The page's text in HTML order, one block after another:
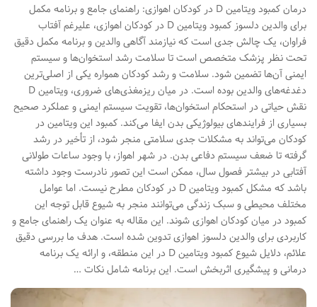
درمان کمبود ویتامین D در کودکان اهوازی: راهنمای جامع و برنامه مکمل
برای والدین دلسوز کمبود ویتامین D در کودکان اهوازی، علیرغم آفتاب
فراوان، یک چالش جدی است که نیازمند آگاهی والدین و برنامه مکمل دقیق
تحت نظر پزشک متخصص است تا سلامت رشد استخوان‌ها و سیستم
ایمنی آن‌ها تضمین شود. سلامت و رشد کودکان همواره یکی از اصلی‌ترین
دغدغه‌های والدین بوده است. در میان ریزمغذی‌های ضروری، ویتامین D
نقش حیاتی در استحکام استخوان‌ها، تقویت سیستم ایمنی و عملکرد صحیح
بسیاری از فرایندهای بیولوژیکی بدن ایفا می‌کند. کمبود این ویتامین در
کودکان می‌تواند به مشکلات جدی سلامتی منجر شود، از تأخیر در رشد
گرفته تا ضعف سیستم دفاعی بدن. در شهر اهواز، با وجود ساعات طولانی
آفتابی در بیشتر فصول سال، ممکن است این تصور نادرست وجود داشته
باشد که مشکل کمبود ویتامین D در کودکان مطرح نیست. اما عوامل
مختلف محیطی و سبک زندگی می‌توانند منجر به شیوع قابل توجه این
کمبود در میان کودکان اهوازی شوند. این مقاله به عنوان یک راهنمای جامع و
کاربردی برای والدین دلسوز اهوازی تدوین شده است. هدف ما بررسی دقیق
علائم، دلایل شیوع کمبود ویتامین D در این منطقه، و ارائه یک برنامه
درمانی و پیشگیری اثربخش است. این برنامه شامل نکات …